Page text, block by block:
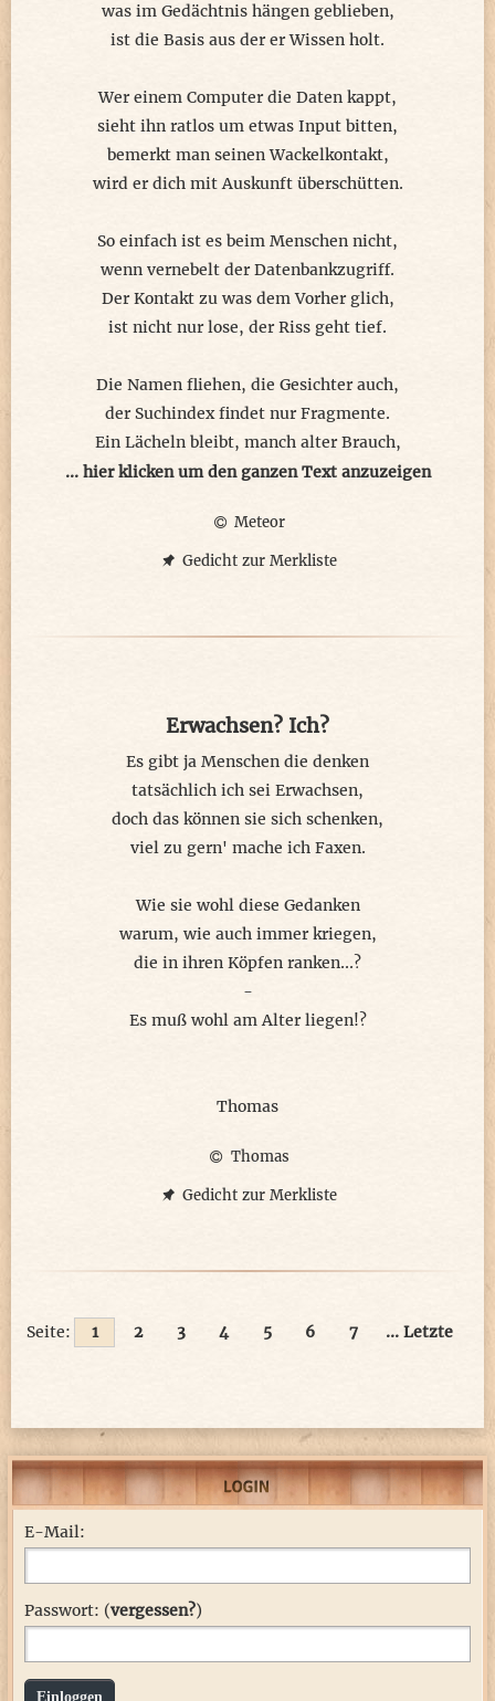
was im Gedächtnis hängen geblieben,
ist die Basis aus der er Wissen holt.
Wer einem Computer die Daten kappt,
sieht ihn ratlos um etwas Input bitten,
bemerkt man seinen Wackelkontakt,
wird er dich mit Auskunft überschütten.
So einfach ist es beim Menschen nicht,
wenn vernebelt der Datenbankzugriff.
Der Kontakt zu was dem Vorher glich,
ist nicht nur lose, der Riss geht tief.
Die Namen fliehen, die Gesichter auch,
der Suchindex findet nur Fragmente.
Ein Lächeln bleibt, manch alter Brauch,
der Geist verweist auf kaputte Elemente.
Sicherheitskopien bei Computerdaten
vermeiden präventiv hohe Ausfallraten.
Gehirnjogging muss man nicht erklären,
wer mitdenkt, wird sich vieles ersparen.
... hier klicken um den ganzen Text anzuzeigen
Meteor
Gedicht zur Merkliste
Erwachsen? Ich?
Es gibt ja Menschen die denken
tatsächlich ich sei Erwachsen,
doch das können sie sich schenken,
viel zu gern' mache ich Faxen.
Wie sie wohl diese Gedanken
warum, wie auch immer kriegen,
die in ihren Köpfen ranken...?
-
Es muß wohl am Alter liegen!?
Thomas
Thomas
Gedicht zur Merkliste
Seite: 1 2 3 4 5 6 7 ... Letzte
E-Mail:
Passwort: (vergessen?)
Einloggen